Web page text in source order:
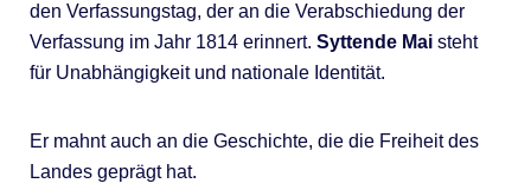
den Verfassungstag, der an die Verabschiedung der
Verfassung im Jahr 1814 erinnert. Syttende Maisteht
für Unabhängigkeit und nationale Identität.
Er mahnt auch an die Geschichte, die die Freiheit des
Landes geprägt hat.